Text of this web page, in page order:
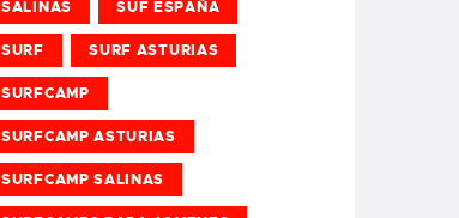
SALINAS SUF ESPAÑA
SURF SURF ASTURIAS
SURFCAMP
SURFCAMP ASTURIAS
SURFCAMP SALINAS